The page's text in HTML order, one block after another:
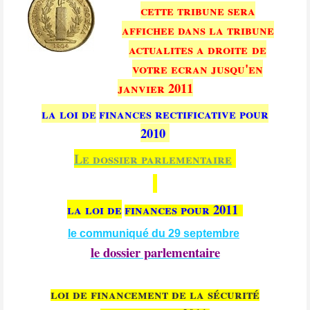
cette tribune sera
affichee dans la tribune
actualites a droite de
votre ecran jusqu'en
janvier 2011
la loi definances rectificative pour
2010
Le dossier parlementaire
la loi definances pour 2011
le communiqué du 29 septembre
le dossier parlementaire
loi de financement de la sécurité